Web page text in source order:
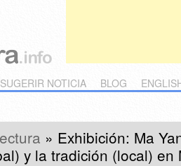
SUGERIR NOTICIA BLOG
» Exhibición: Ma
y la tradición (local) en